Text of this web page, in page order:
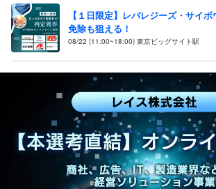
【１日限定】レバレジーズ・サイ
免除も狙える！
08/22 (11:00~18:00) 東京ビッグサイト駅